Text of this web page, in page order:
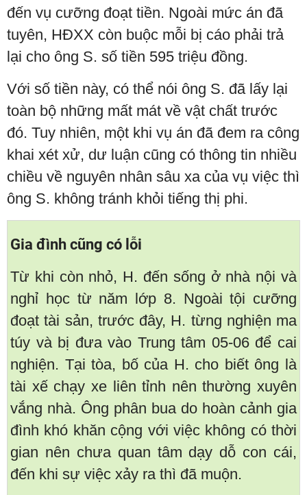
đến vụ cưỡng đoạt tiền. Ngoài mức án đã
tuyên, HĐXX còn buộc mỗi bị cáo phải trả
lại cho ông S. số tiền 595 triệu đồng.
Với số tiền này, có thể nói ông S. đã lấy lại
toàn bộ những mất mát về vật chất trước
đó. Tuy nhiên, một khi vụ án đã đem ra công
khai xét xử, dư luận cũng có thông tin nhiều
chiều về nguyên nhân sâu xa của vụ việc thì
ông S. không tránh khỏi tiếng thị phi.
Gia đình cũng có lỗi
Từ khi còn nhỏ, H. đến sống ở nhà nội và
nghỉ học từ năm lớp 8. Ngoài tội cưỡng
đoạt tài sản, trước đây, H. từng nghiện ma
túy và bị đưa vào Trung tâm 05-06 để cai
nghiện. Tại tòa, bố của H. cho biết ông là
tài xế chạy xe liên tỉnh nên thường xuyên
vắng nhà. Ông phân bua do hoàn cảnh gia
đình khó khăn cộng với việc không có thời
gian nên chưa quan tâm dạy dỗ con cái,
đến khi sự việc xảy ra thì đã muộn.